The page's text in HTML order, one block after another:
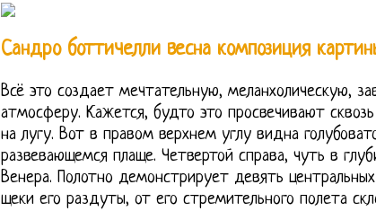
Сандро боттичелли весна композиция
Всё это создает мечтательную, меланхолическую,
атмосферу. Кажется, будто это просвечивают
на лугу. Вот в правом верхнем углу видна
развевающемся плаще. Четвертой справа, чуть в
Венера. Полотно демонстрирует девять
щеки его раздуты, от его стремительного полета